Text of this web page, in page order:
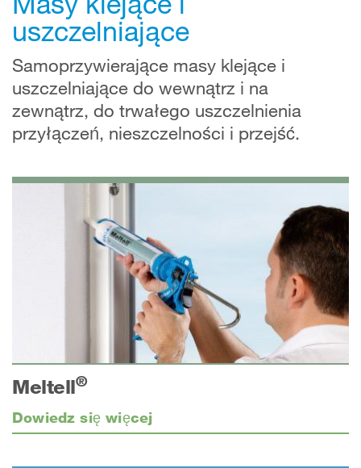
uszczelniające
Samoprzywierające masy klejące i
uszczelniające do wewnątrz i na
zewnątrz, do trwałego uszczelnienia
przyłączeń, nieszczelności i przejść.
Meltell®
Dowiedz się więcej